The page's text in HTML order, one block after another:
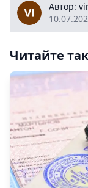
vin.infoАвтор:
Читайте